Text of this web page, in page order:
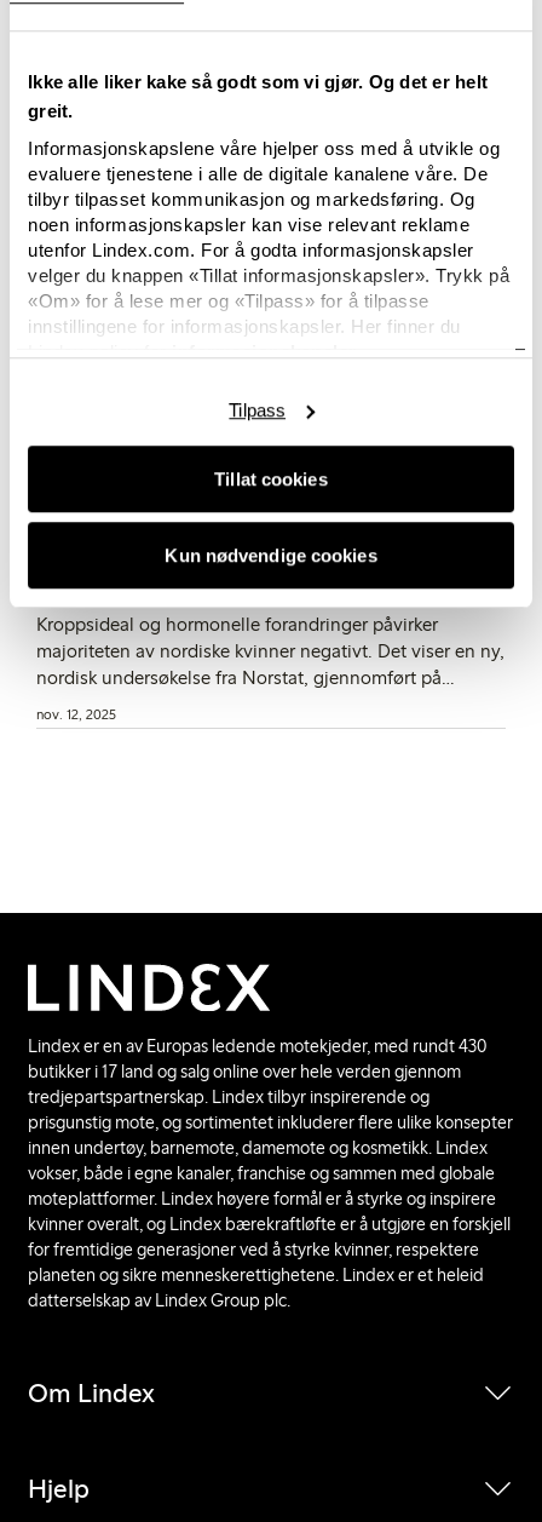
Ikke alle liker kake så godt som vi gjør. Og det er helt
greit.
Informasjonskapslene våre hjelper oss med å utvikle og
evaluere tjenestene i alle de digitale kanalene våre. De
tilbyr tilpasset kommunikasjon og markedsføring. Og
noen informasjonskapsler kan vise relevant reklame
utenfor Lindex.com. For å godta informasjonskapsler
velger du knappen «Tillat informasjonskapsler». Trykk på
«Om» for å lese mer og «Tilpass» for å tilpasse
innstillingene for informasjonskapsler. Her finner du
Tillat cookies
Tilpass
Kun nødvendige cookies
full sporbarhet gjennom hele leverandørkjeden. Som en
del av dette initiativet implementerer moteselskapet den
sporing av hvert enkelt produkt – fra fiber til ferdig
plagg.
des. 18, 2025
CORPORATE MOTE
Ny nordisk rapport fra Lindex belyser
stigmaet rundt kvinnekroppen
Kroppsideal og hormonelle forandringer påvirker
majoriteten av nordiske kvinner negativt. Det viser en ny,
nordisk undersøkelse fra Norstat, gjennomført på
oppdrag av Lindex, med over 4000 kvinner.
Undersøkelsen er en del av Lindex pågående arbeid for
nov. 12, 2025
Lindex er en av Europas ledende motekjeder, med rundt 430
butikker i 17 land og salg online over hele verden gjennom
tredjepartspartnerskap. Lindex tilbyr inspirerende og
prisgunstig mote, og sortimentet inkluderer flere ulike konsepter
innen undertøy, barnemote, damemote og kosmetikk. Lindex
vokser, både i egne kanaler, franchise og sammen med globale
moteplattformer. Lindex høyere formål er å styrke og inspirere
kvinner overalt, og Lindex bærekraftløfte er å utgjøre en forskjell
for fremtidige generasjoner ved å styrke kvinner, respektere
planeten og sikre menneskerettighetene. Lindex er et heleid
datterselskap av Lindex Group plc.
Om Lindex
Hjelp